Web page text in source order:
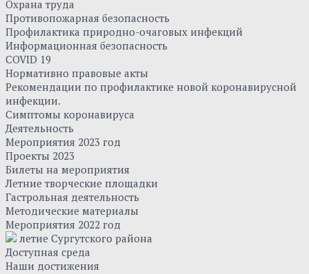
Охрана труда
Противопожарная безопасность
Профилактика природно-очаговых инфекций
Информационная безопасность
COVID 19
Нормативно правовые акты
Рекомендации по профилактике новой коронавирусной
инфекции.
Симптомы коронавируса
Деятельность
Мероприятия 2023 год
Проекты 2023
Билеты на мероприятия
Летние творческие площадки
Гастрольная деятельность
Методические материалы
Мероприятия 2022 год
летие Сургутского района
Доступная среда
Наши достижения